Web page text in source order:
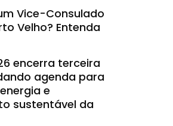
Vice-Consulado
Velho? Entenda
encerra terceira
agenda para
e
sustentável da